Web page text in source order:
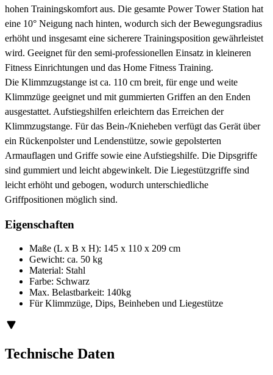
hohen Trainingskomfort aus. Die gesamte Power Tower Station hat
eine 10° Neigung nach hinten, wodurch sich der Bewegungsradius
erhöht und insgesamt eine sicherere Trainingsposition gewährleistet
wird. Geeignet für den semi-professionellen Einsatz in kleineren
Fitness Einrichtungen und das Home Fitness Training.
Die Klimmzugstange ist ca. 110 cm breit, für enge und weite
Klimmzüge geeignet und mit gummierten Griffen an den Enden
ausgestattet. Aufstiegshilfen erleichtern das Erreichen der
Klimmzugstange. Für das Bein-/Knieheben verfügt das Gerät über
ein Rückenpolster und Lendenstütze, sowie gepolsterten
Armauflagen und Griffe sowie eine Aufstiegshilfe. Die Dipsgriffe
sind gummiert und leicht abgewinkelt. Die Liegestützgriffe sind
leicht erhöht und gebogen, wodurch unterschiedliche
Griffpositionen möglich sind.
Eigenschaften
Maße (L x B x H): 145 x 110 x 209 cm
Gewicht: ca. 50 kg
Material: Stahl
Farbe: Schwarz
Max. Belastbarkeit: 140kg
Für Klimmzüge, Dips, Beinheben und Liegestütze
Technische Daten